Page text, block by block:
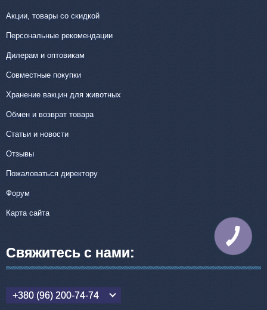
Акции, товары со скидкой
Персональные рекомендации
Дилерам и оптовикам
Совместные покупки
Хранение вакцин для животных
Обмен и возврат товара
Статьи и новости
Отзывы
Пожаловаться директору
Форум
Карта сайта
Свяжитесь с нами:
+380 (96) 200-74-74
КНОПКА
СВЯЗИ